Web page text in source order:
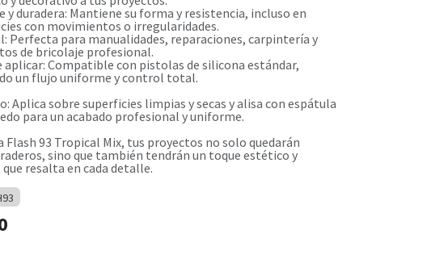
y duradera: Mantiene su forma y resistencia, incluso en
con movimientos o irregularidades.
Perfecta para manualidades, reparaciones, carpintería y
de bricolaje profesional.
aplicar: Compatible con pistolas de silicona estándar,
un flujo uniforme y control total.
Aplica sobre superficies limpias y secas y alisa con espátula
para un acabado profesional y uniforme.
Flash 93 Tropical Mix, tus proyectos no solo quedarán
sino que también tendrán un toque estético y
resalta en cada detalle.